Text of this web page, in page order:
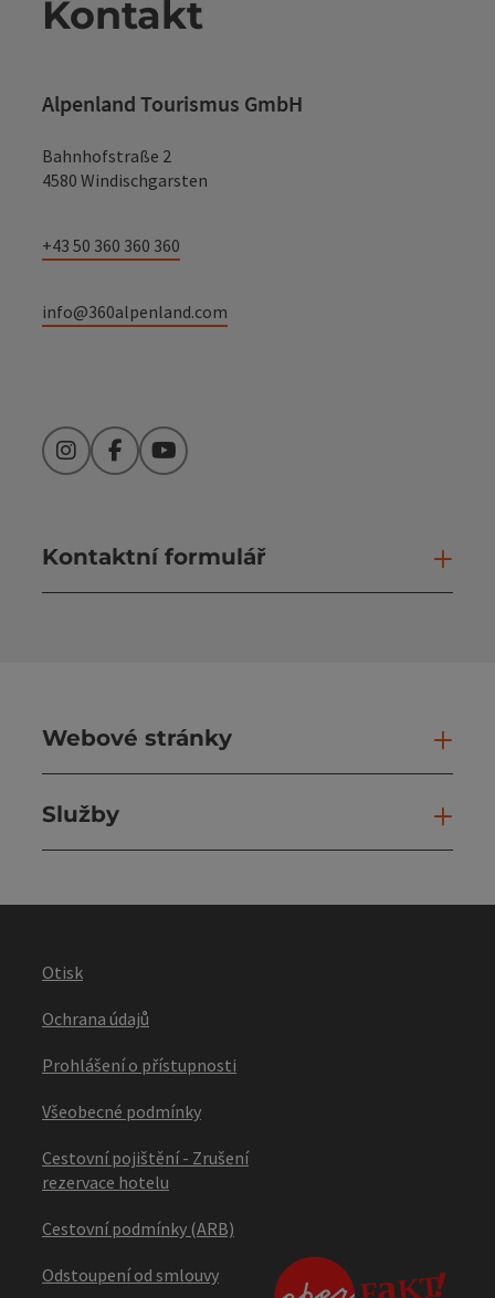
Kontakt
Alpenland Tourismus GmbH
Bahnhofstraße 2
4580 Windischgarsten
+43 50 360 360 360
info@360alpenland.com
InstagramFacebookYouTube
Kontaktní formulář
Webové stránky
Služby
Otisk
Ochrana údajů
Prohlášení o přístupnosti
Všeobecné podmínky
Cestovní pojištění - Zrušení
rezervace hotelu
Cestovní podmínky (ARB)
Odstoupení od smlouvy